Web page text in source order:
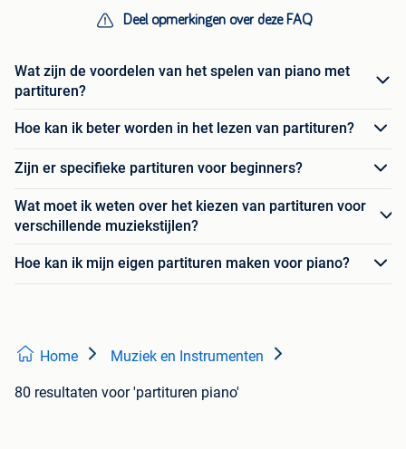
Deel opmerkingen over deze FAQ
Wat zijn de voordelen van het spelen van piano met
partituren?
Hoe kan ik beter worden in het lezen van partituren?
Zijn er specifieke partituren voor beginners?
Wat moet ik weten over het kiezen van partituren voor
verschillende muziekstijlen?
Hoe kan ik mijn eigen partituren maken voor piano?
Home Muziek en Instrumenten
80 resultaten voor 'partituren piano'